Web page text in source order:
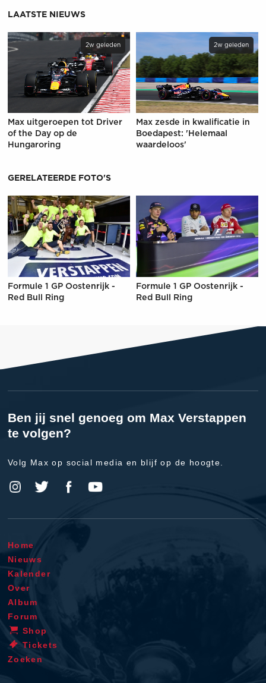
LAATSTE NIEUWS
2w geleden
Max uitgeroepen tot Driver
of the Day op de
Hungaroring
2w geleden
Max zesde in kwalificatie in
Boedapest: 'Helemaal
waardeloos'
GERELATEERDE FOTO'S
Formule 1 GP Oostenrijk -
Red Bull Ring
Formule 1 GP Oostenrijk -
Red Bull Ring
Ben jij snel genoeg om Max Verstappen
te volgen?
Volg Max op social media en blijf op de hoogte.
Home
Nieuws
Kalender
Over
Album
Forum
Shop
Tickets
Zoeken